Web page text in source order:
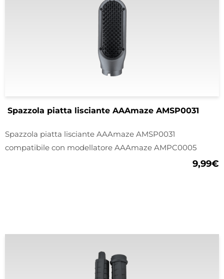
Spazzola piatta lisciante AAAmaze AMSP0031
Spazzola piatta lisciante AAAmaze AMSP0031
compatibile con modellatore AAAmaze AMPC0005
9,99€